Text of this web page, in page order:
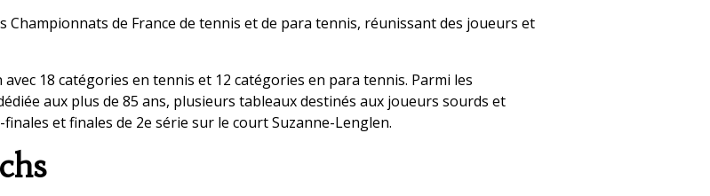
Championnats de France de tennis et de para tennis, réunissant des joueurs et
18 catégories en tennis et 12 catégories en para tennis. Parmi les
aux plus de 85 ans, plusieurs tableaux destinés aux joueurs sourds et
et finales de 2e série sur le court Suzanne-Lenglen.